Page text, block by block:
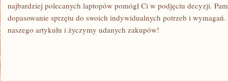
najbardziej‍ polecanych laptopów pomógł Ci w podjęciu ⁣decyzji.
⁢dopasowanie sprzętu do swoich indywidualnych potrzeb‍ i
naszego artykułu i życzymy​ udanych zakupów!